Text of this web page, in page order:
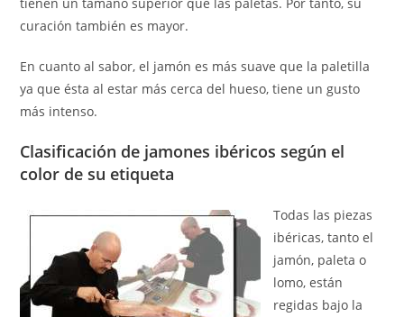
curación también es mayor.
En cuanto al sabor, el jamón es más suave que la paletilla
ya que ésta al estar más cerca del hueso, tiene un gusto
más intenso.
Clasificación de jamones ibéricos según el
color de su etiqueta
Todas las piezas
ibéricas, tanto el
jamón, paleta o
lomo, están
regidas bajo la